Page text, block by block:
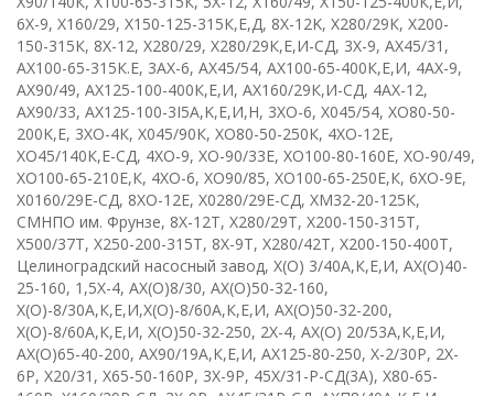
6X-9, Х160/29, Х150-125-315К,Е,Д, 8X-12K, Х280/29К, Х200-
150-315К, 8X-12, Х280/29, Х280/29К,Е,И-СД, 3Х-9, АХ45/31 ,
АХ100-65-315К.Е, 3АХ-6, АХ45/54, АХ100-65-400К,Е,И, 4АХ-9,
АХ90/49, АХ125-100-400К,Е,И, АХ160/29К,И-СД, 4AX-12,
АХ90/33, AX125-100-3I5A,K,E,И,Н, 3XO-6, Х045/54, XО80-50-
200K,E, 3ХО-4К, Х045/90К, ХО80-50-250К, 4XO-12E,
ХО45/140К,Е-СД, 4XО-9, ХО-90/33Е, ХО100-80-160Е, ХО-90/49,
ХО100-65-210Е,К, 4XО-6, ХО90/85, ХО100-65-250Е,К, 6ХО-9Е,
Х0160/29Е-СД, 8XO-12E, Х0280/29Е-СД, ХМ32-20-125К,
СМНПО им. Фрунзе, 8X-12T, Х280/29Т, Х200-150-315Т,
Х500/37Т, Х250-200-315Т, 8Х-9Т, Х280/42Т, Х200-150-400Т,
Целиноградский насосный завод, Х(О) 3/40А,К,Е,И, АХ(О)40-
25-160, 1,5X-4, АХ(О)8/30, АХ(О)50-32-160,
Х(О)-8/30А,К,Е,И,Х(О)-8/60А,К,Е,И, АХ(О)50-32-200,
Х(О)-8/60А,К,Е,И, Х(О)50-32-250, 2X-4, АХ(О) 20/53А,К,Е,И,
АХ(О)65-40-200, АХ90/19А,К,Е,И, АХ125-80-250, Х-2/30Р, 2X-
6P, Х20/31 , Х65-50-160Р, 3X-9P, 45Х/31-Р-СД(3А), Х80-65-